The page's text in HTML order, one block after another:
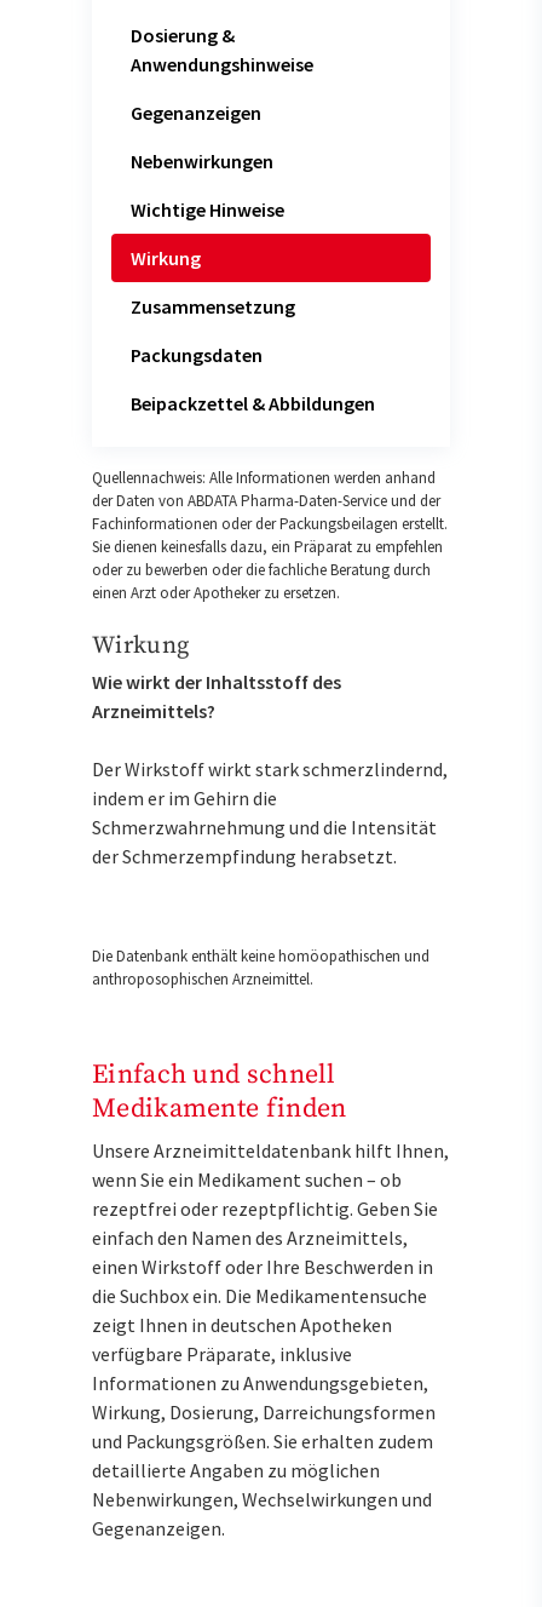
Dosierung &
Anwendungshinweise
Gegenanzeigen
Nebenwirkungen
Wichtige Hinweise
Wirkung
Zusammensetzung
Packungsdaten
Beipackzettel & Abbildungen
Quellennachweis: Alle Informationen werden anhand
der Daten von ABDATA Pharma-Daten-Service und der
Fachinformationen oder der Packungsbeilagen erstellt.
Sie dienen keinesfalls dazu, ein Präparat zu empfehlen
oder zu bewerben oder die fachliche Beratung durch
einen Arzt oder Apotheker zu ersetzen.
Wirkung
Wie wirkt der Inhaltsstoff des
Arzneimittels?
Der Wirkstoff wirkt stark schmerzlindernd,
indem er im Gehirn die
Schmerzwahrnehmung und die Intensität
der Schmerzempfindung herabsetzt.
Die Datenbank enthält keine homöopathischen und
anthroposophischen Arzneimittel.
Einfach und schnell
Medikamente finden
Unsere Arzneimitteldatenbank hilft Ihnen,
wenn Sie ein Medikament suchen – ob
rezeptfrei oder rezeptpflichtig. Geben Sie
einfach den Namen des Arzneimittels,
einen Wirkstoff oder Ihre Beschwerden in
die Suchbox ein. Die Medikamentensuche
zeigt Ihnen in deutschen Apotheken
verfügbare Präparate, inklusive
Informationen zu Anwendungsgebieten,
Wirkung, Dosierung, Darreichungsformen
und Packungsgrößen. Sie erhalten zudem
detaillierte Angaben zu möglichen
Nebenwirkungen, Wechselwirkungen und
Gegenanzeigen.